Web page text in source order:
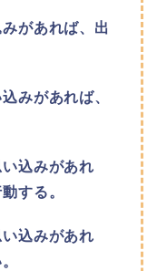
があれば、出
みがあれば、
込みがあれ
する。
込みがあれ